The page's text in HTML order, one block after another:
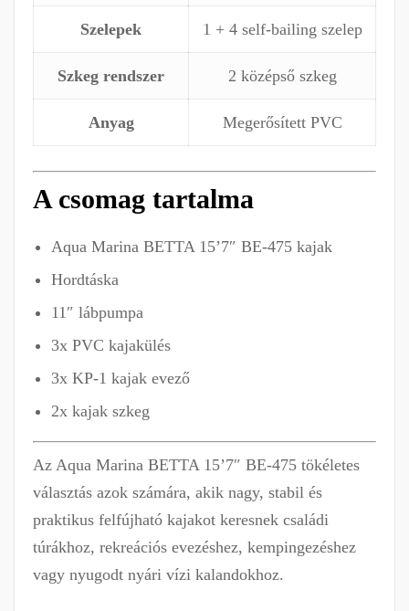
Szelepek 1 + 4 self-bailing szelep
Szkeg rendszer 2 középső szkeg
Anyag Megerősített PVC
A csomag tartalma
Aqua Marina BETTA 15’7″ BE-475 kajak
Hordtáska
11″ lábpumpa
3x PVC kajakülés
3x KP-1 kajak evező
2x kajak szkeg
Az Aqua Marina BETTA 15’7″ BE-475 tökéletes
választás azok számára, akik nagy, stabil és
praktikus felfújható kajakot keresnek családi
túrákhoz, rekreációs evezéshez, kempingezéshez
vagy nyugodt nyári vízi kalandokhoz.